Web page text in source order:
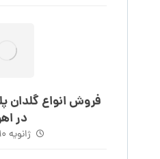
فروش انواع گلدان
در
ژانویه 10, 2019